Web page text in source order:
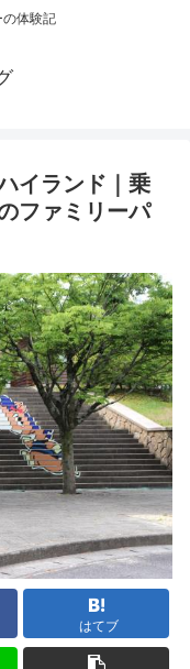
の体験記
イランド｜乗
ファミリーパ
はてブ